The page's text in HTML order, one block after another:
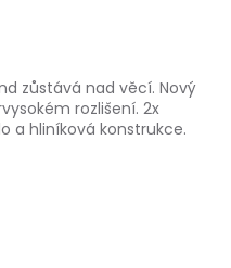
zůstává nad věcí. Nový
rozlišení. 2x
a hliníková konstrukce.